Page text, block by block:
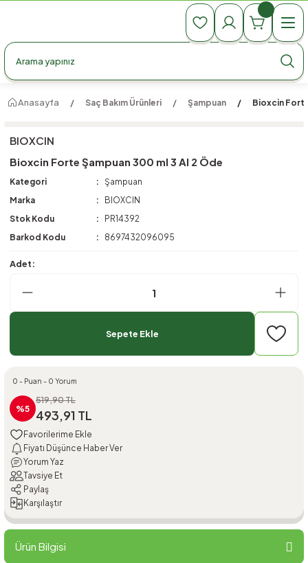
990 TL Üzeri Ücretsiz Kargo
990 TL Üzeri Ücretsiz Kargo
Anasayfa Saç Bakım Ürünleri Şampuan Bioxcin
BIOXCIN
Bioxcin Forte Şampuan 300 ml 3 Al 2 Öde
Kategori
Şampuan
Marka
BIOXCIN
Stok Kodu
PR14392
Barkod Kodu
8697432096095
Adet:
Sepete Ekle
0 - Puan - 0 Yorum
%5
519,90 TL
493,91 TL
Fiyatı Düşünce Haber Ver
Yorum Yaz
Tavsiye Et
Paylaş
Karşılaştır
Ürün Bilgisi